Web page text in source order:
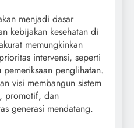
menjadi dasar
kebijakan kesehatan di
memungkinkan
intervensi, seperti
penglihatan.
visi membangun sistem
promotif, dan
generasi mendatang.